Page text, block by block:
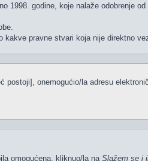
godine, koje nalaže odobrenje
pravne stvari koja nije direktno
onemogućio/la adresu
omogućena, kliknuo/la na Slažem se i